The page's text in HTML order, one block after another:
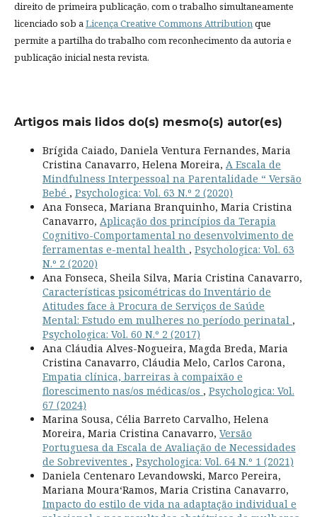
direito de primeira publicação, com o trabalho simultaneamente
licenciado sob aLicença Creative Commons Attributionque
permite a partilha do trabalho com reconhecimento da autoria e
publicação inicial nesta revista.
Artigos mais lidos do(s) mesmo(s) autor(es)
Brígida Caiado, Daniela Ventura Fernandes, Maria
Cristina Canavarro, Helena Moreira, A Escala de
Mindfulness Interpessoal na Parentalidade “ Versão
Bebé , Psychologica: Vol. 63 N.º 2 (2020)
Ana Fonseca, Mariana Branquinho, Maria Cristina
Canavarro, Aplicação dos princípios da Terapia
Cognitivo-Comportamental no desenvolvimento de
ferramentas e-mental health , Psychologica: Vol. 63
N.º 2 (2020)
Ana Fonseca, Sheila Silva, Maria Cristina Canavarro,
Características psicométricas do Inventário de
Atitudes face à Procura de Serviços de Saúde
Mental: Estudo em mulheres no período perinatal ,
Psychologica: Vol. 60 N.º 2 (2017)
Ana Cláudia Alves-Nogueira, Magda Breda, Maria
Cristina Canavarro, Cláudia Melo, Carlos Carona,
Empatia clínica, barreiras à compaixão e
florescimento nas/os médicas/os , Psychologica: Vol.
67 (2024)
Marina Sousa, Célia Barreto Carvalho, Helena
Moreira, Maria Cristina Canavarro, Versão
Portuguesa da Escala de Avaliação de Necessidades
de Sobreviventes , Psychologica: Vol. 64 N.º 1 (2021)
Daniela Centenaro Levandowski, Marco Pereira,
Mariana Moura­‘Ramos, Maria Cristina Canavarro,
Impacto do estilo de vida na adaptação individual e